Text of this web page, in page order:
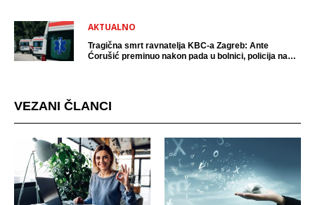
AKTUALNO
Tragična smrt ravnatelja KBC-a Zagreb: Ante
Ćorušić preminuo nakon pada u bolnici, policija na
VEZANI ČLANCI